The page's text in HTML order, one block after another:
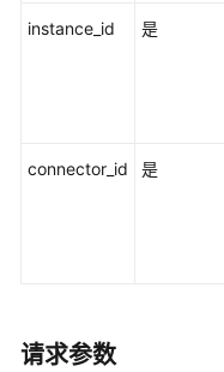
空
最
instance_id 是
connector_id 是
请求参数